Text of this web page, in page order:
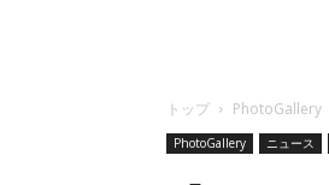
トップ PhotoGallery
PhotoGallery ニュース